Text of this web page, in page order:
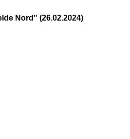
Nord" (26.02.2024)